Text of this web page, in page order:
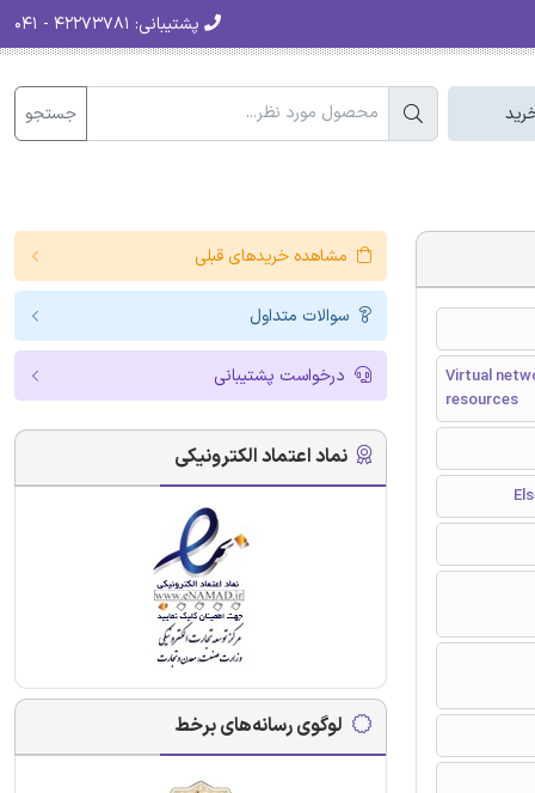
پشتیبانی:
جستجو
Virtual
resources
مشاهده خریدهای قبلی
سوالات متداول
درخواست پشتیبانی
نماد اعتماد الکترونیکی
لوگوی رسانه‌های برخط